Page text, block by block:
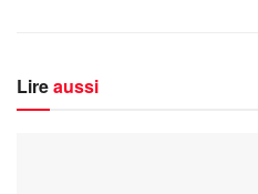
Lireaussi